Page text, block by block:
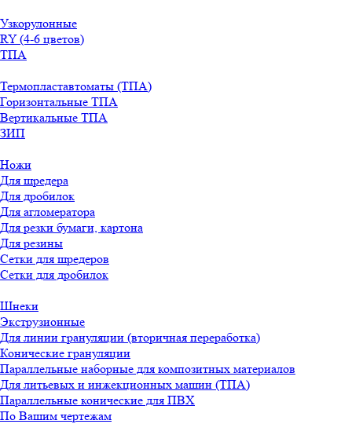
Узкорулонные
RY (4-6 цветов)
ТПА
Термопластавтоматы (ТПА)
Горизонтальные ТПА
Вертикальные ТПА
ЗИП
Ножи
Для шредера
Для дробилок
Для агломератора
Для резки бумаги, картона
Для резины
Сетки для шредеров
Сетки для дробилок
Шнеки
Экструзионные
Для линии грануляции (вторичная переработка)
Конические грануляции
Параллельные наборные для композитных материалов
Для литьевых и инжекционных машин (ТПА)
Параллельные конические для ПВХ
По Вашим чертежам